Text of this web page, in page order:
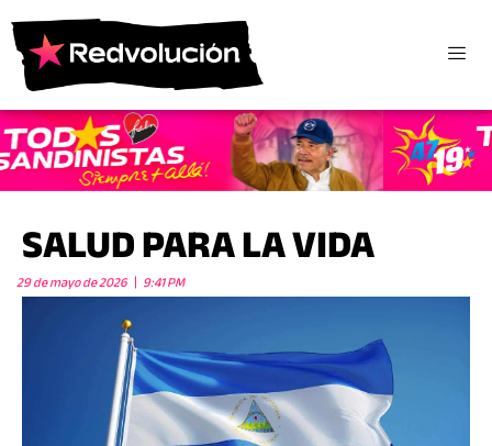
SALUD PARA LA VIDA
29 de mayo de 2026 9:41 PM